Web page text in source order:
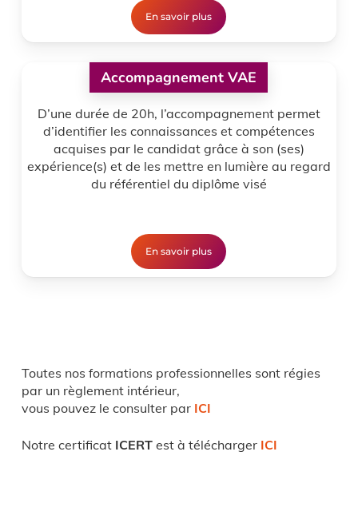
En savoir plus
Accompagnement VAE
D’une durée de 20h, l’accompagnement permet
d’identifier les connaissances et compétences
acquises par le candidat grâce à son (ses)
expérience(s) et de les mettre en lumière au regard
du référentiel du diplôme visé
En savoir plus
Toutes nos formations professionnelles sont régies
par un règlement intérieur,
vous pouvez le consulter par ICI
Notre certificat ICERTest à télécharger ICI